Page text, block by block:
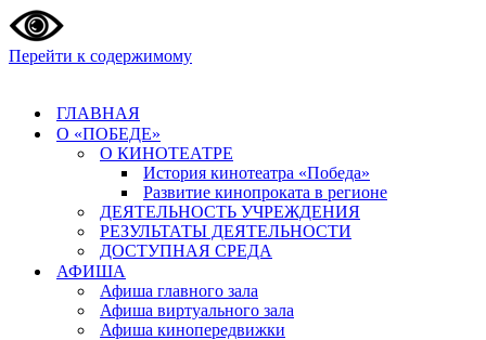
Перейти к содержимому
ГЛАВНАЯ
О «ПОБЕДЕ»
О КИНОТЕАТРЕ
История кинотеатра «Победа»
Развитие кинопроката в регионе
ДЕЯТЕЛЬНОСТЬ УЧРЕЖДЕНИЯ
РЕЗУЛЬТАТЫ ДЕЯТЕЛЬНОСТИ
ДОСТУПНАЯ СРЕДА
АФИША
Афиша главного зала
Афиша виртуального зала
Афиша кинопередвижки